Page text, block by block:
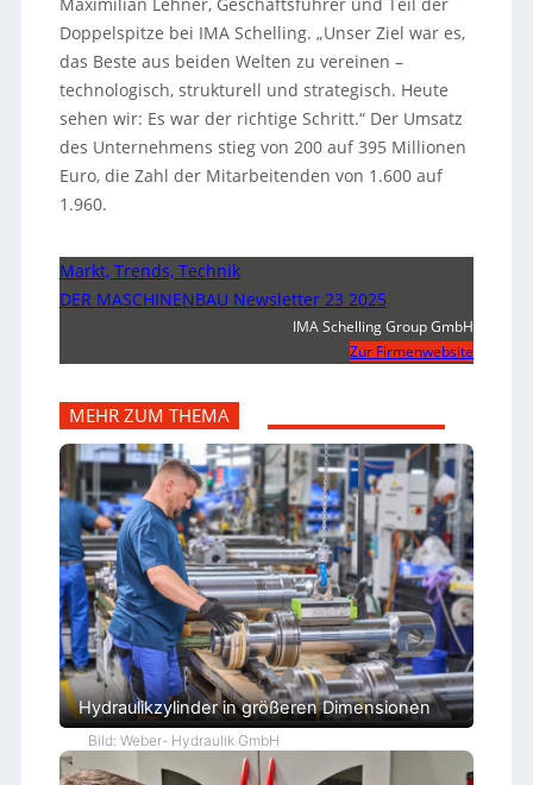
Doppelspitze bei IMA Schelling. „Unser Ziel war es,
das Beste aus beiden Welten zu vereinen –
technologisch, strukturell und strategisch. Heute
sehen wir: Es war der richtige Schritt.“ Der Umsatz
des Unternehmens stieg von 200 auf 395 Millionen
Euro, die Zahl der Mitarbeitenden von 1.600 auf
1.960.
Markt, Trends, Technik
DER MASCHINENBAU Newsletter 23 2025
IMA Schelling Group GmbH
Zur Firmenwebsite
MEHR ZUM THEMA
Hydraulikzylinder in größeren Dimensionen
Bild: Weber- Hydraulik GmbH